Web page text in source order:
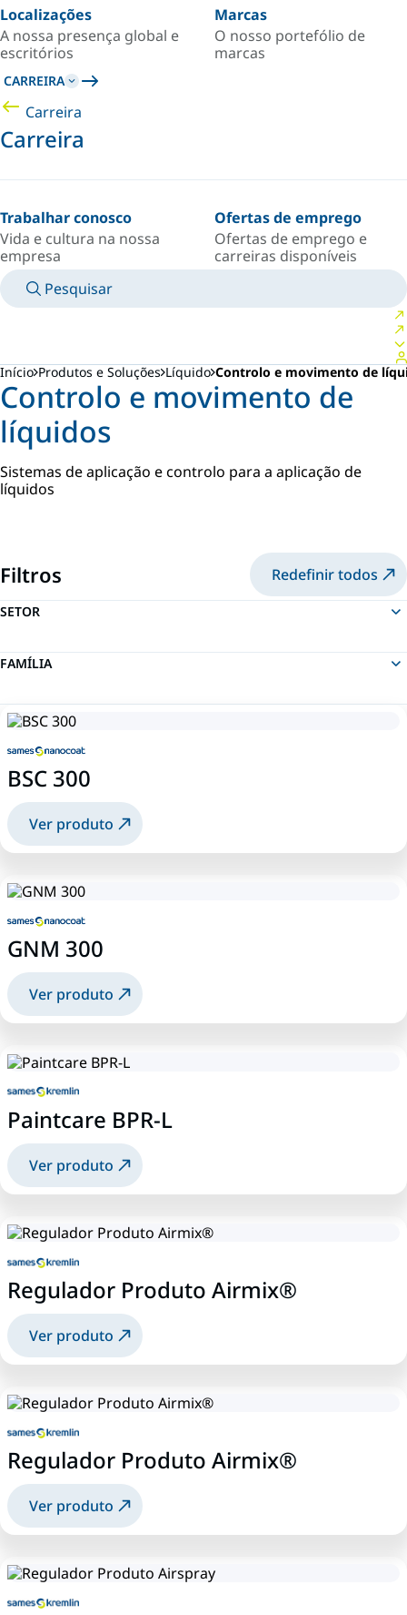
Localizações
A nossa presença global e
escritórios
Marcas
O nosso portefólio de
marcas
CARREIRA
Carreira
Carreira
Trabalhar conosco
Vida e cultura na nossa
empresa
Ofertas de emprego
Ofertas de emprego e
carreiras disponíveis
Pesquisar
Início Produtos e Soluções Líquido Controlo e movimento de
Controlo e movimento de
líquidos
Sistemas de aplicação e controlo para a aplicação de
líquidos
Filtros Redefinir todos
SETOR
FAMÍLIA
BSC 300
Ver produto
GNM 300
Ver produto
Paintcare BPR-L
Ver produto
Regulador Produto Airmix®
Ver produto
Regulador Produto Airmix®
Ver produto